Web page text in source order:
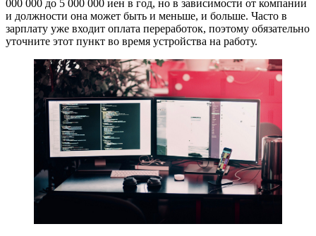
000 000 до 5 000 000 иен в год, но в зависимости от компании
и должности она может быть и меньше, и больше. Часто в
зарплату уже входит оплата переработок, поэтому обязательно
уточните этот пункт во время устройства на работу.